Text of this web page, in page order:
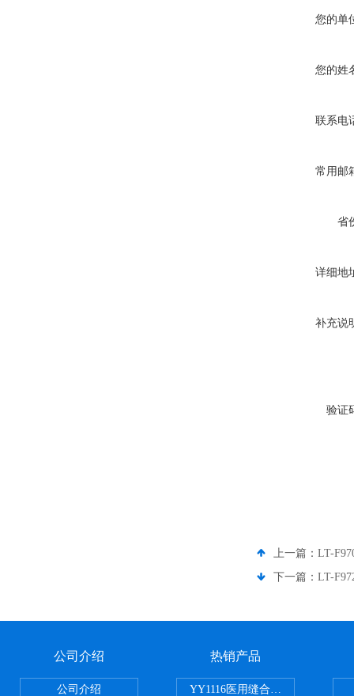
您的单
您的姓
联系电
常用邮
省
详细地
补充说
验证
上一篇： LT-
下一篇： LT-
公司介绍
公司介绍
热销产品
YY1116医用缝合线线径试验仪